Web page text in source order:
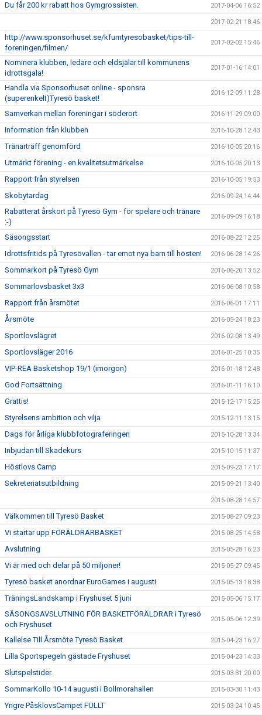
Du får 200 kr rabatt hos Gymgrossisten. 2017-04-06 16:52
2017-02-21 18:46
http://www.sponsorhuset.se/kfumtyresobasket/tips-till-
foreningen/filmen/
2017-02-02 15:46
Nominera klubben, ledare och eldsjälar till kommunens
idrottsgala!
2017-01-16 14:01
Handla via Sponsorhuset online - sponsra
(superenkelt)Tyresö basket!
2016-12-09 11:28
Samverkan mellan föreningar i söderort 2016-11-29 09:00
Information från klubben 2016-10-28 12:43
Tränarträff genomförd 2016-10-05 20:16
Utmärkt förening - en kvalitetsutmärkelse 2016-10-05 20:13
Rapport från styrelsen 2016-10-05 19:53
Skobytardag 2016-09-24 14:44
Rabatterat årskort på Tyresö Gym - för spelare och tränare
:-)
2016-09-09 16:18
Säsongsstart 2016-08-22 12:25
Idrottsfritids på Tyresövallen - tar emot nya barn till hösten! 2016-06-28 14:26
Sommarkort på Tyresö Gym 2016-06-20 13:52
Sommarlovsbasket 3x3 2016-06-08 10:58
Rapport från årsmötet 2016-06-01 17:11
Årsmöte 2016-05-24 18:23
Sportlovslägret 2016-02-08 13:49
Sportlovsläger 2016 2016-01-25 10:35
VIP-REA Basketshop 19/1 (imorgon) 2016-01-18 12:48
God Fortsättning 2016-01-11 16:10
Grattis! 2015-12-17 15:25
Styrelsens ambition och vilja 2015-12-11 13:15
Dags för årliga klubbfotograferingen 2015-10-28 13:34
Inbjudan till Skadekurs 2015-10-15 11:37
Höstlovs Camp 2015-09-23 17:17
Sekreteriatsutbildning 2015-09-21 13:40
2015-08-28 14:57
Välkommen till Tyresö Basket 2015-08-27 09:23
Vi startar upp FÖRÄLDRARBASKET 2015-08-25 14:58
Avslutning 2015-05-28 16:23
Vi är med och delar på 50 miljoner! 2015-05-27 09:45
Tyresö basket anordnar EuroGames i augusti 2015-05-13 18:38
TräningsLandskamp i Fryshuset 5 juni 2015-05-06 15:17
SÄSONGSAVSLUTNING FÖR BASKETFÖRÄLDRAR i Tyresö
och Fryshuset
2015-05-06 12:39
Kallelse Till Årsmöte Tyresö Basket 2015-04-23 16:27
Lilla Sportspegeln gästade Fryshuset 2015-04-23 14:33
Slutspelstider. 2015-03-31 20:00
SommarKollo 10-14 augusti i Bollmorahallen 2015-03-30 11:43
Yngre PåsklovsCampet FULLT 2015-03-24 10:45